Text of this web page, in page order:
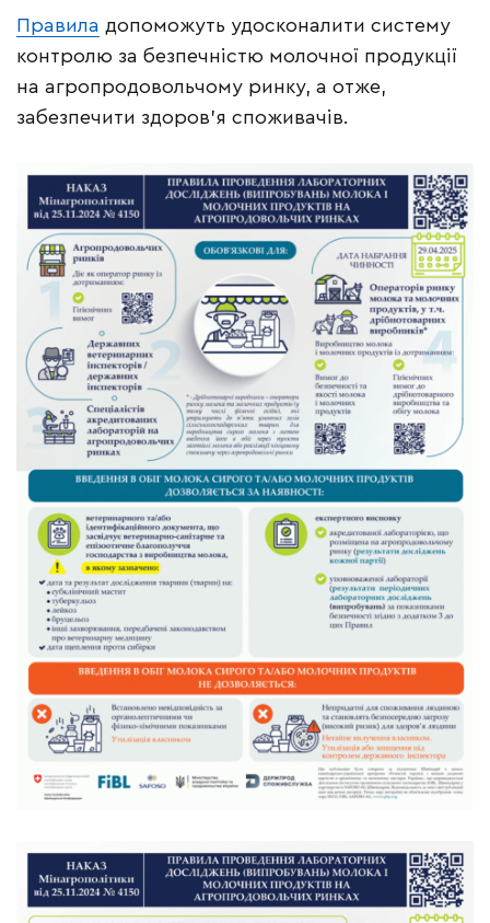
Правила допоможуть удосконалити систему
контролю за безпечністю молочної продукції
на агропродовольчому ринку, а отже,
забезпечити здоров’я споживачів.